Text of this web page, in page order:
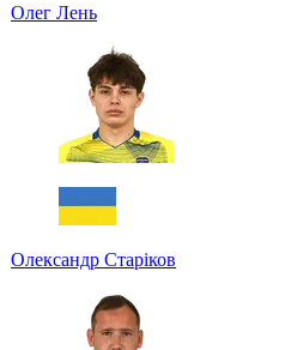
Олег Лень
Олександр Старіков